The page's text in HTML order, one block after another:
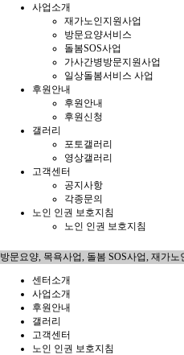
사업소개
재가노인지원사업
방문요양서비스
돌봄SOS사업
가사간병방문지원사업
일상돌봄서비스 사업
후원안내
후원안내
후원신청
갤러리
포토갤러리
영상갤러리
고객센터
공지사항
각종문의
노인 인권 보호지침
노인 인권 보호지침
방문요양, 목욕사업, 돌봄 SOS사업, 재가
센터소개
사업소개
후원안내
갤러리
고객센터
노인 인권 보호지침